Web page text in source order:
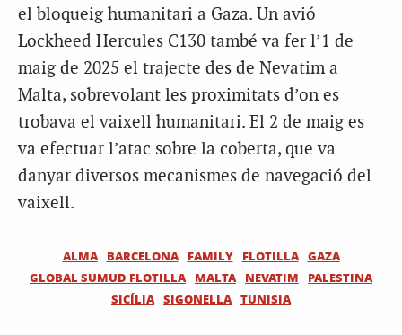
el bloqueig humanitari a Gaza. Un avió
Lockheed Hercules C130 també va fer l’1 de
maig de 2025 el trajecte des de Nevatim a
Malta, sobrevolant les proximitats d’on es
trobava el vaixell humanitari. El 2 de maig es
va efectuar l’atac sobre la coberta, que va
danyar diversos mecanismes de navegació del
vaixell.
ALMA BARCELONA FAMILY FLOTILLA GAZA
GLOBAL SUMUD FLOTILLA
MALTA NEVATIM
PALESTINA
SICÍLIA SIGONELLA TUNISIA